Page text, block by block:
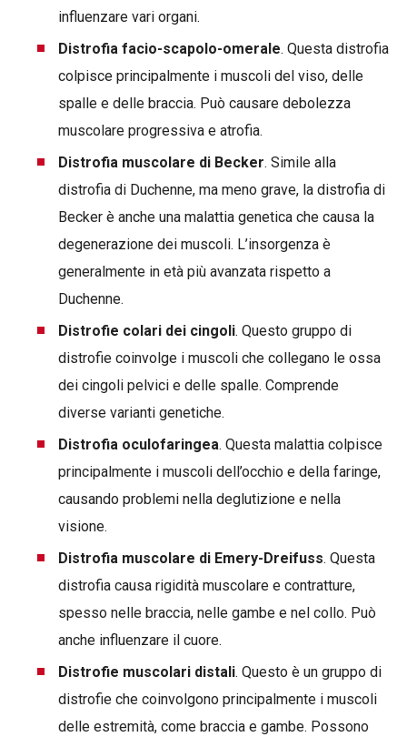
influenzare vari organi.
Distrofia facio-scapolo-omerale. Questa distrofia
colpisce principalmente i muscoli del viso, delle
spalle e delle braccia. Può causare debolezza
muscolare progressiva e atrofia.
Distrofia muscolare di Becker. Simile alla
distrofia di Duchenne, ma meno grave, la distrofia di
Becker è anche una malattia genetica che causa la
degenerazione dei muscoli. L’insorgenza è
generalmente in età più avanzata rispetto a
Duchenne.
Distrofie colari dei cingoli. Questo gruppo di
distrofie coinvolge i muscoli che collegano le ossa
dei cingoli pelvici e delle spalle. Comprende
diverse varianti genetiche.
Distrofia oculofaringea. Questa malattia colpisce
principalmente i muscoli dell’occhio e della faringe,
causando problemi nella deglutizione e nella
visione.
Distrofia muscolare di Emery-Dreifuss. Questa
distrofia causa rigidità muscolare e contratture,
spesso nelle braccia, nelle gambe e nel collo. Può
anche influenzare il cuore.
Distrofie muscolari distali. Questo è un gruppo di
distrofie che coinvolgono principalmente i muscoli
delle estremità, come braccia e gambe. Possono